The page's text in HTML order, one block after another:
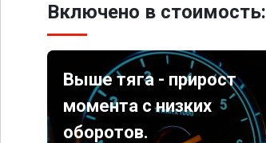
Включено в стоимость:
Выше тяга - прирост
момента с низких
оборотов.